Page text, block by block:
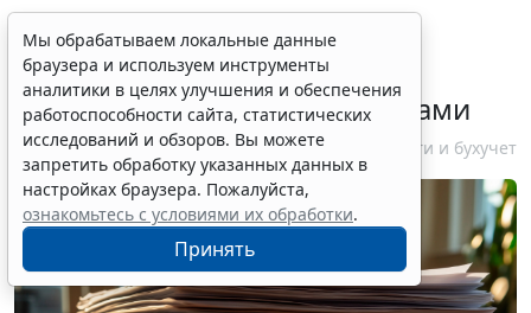
ФНС России рассказала
налогоплательщикам об
изменениях в работе с акцизами
10 августа 2026 12:10 Налоги и бухучет
Мы обрабатываем локальные данные
браузера и используем инструменты
аналитики в целях улучшения и обеспечения
работоспособности сайта, статистических
исследований и обзоров. Вы можете
запретить обработку указанных данных в
настройках браузера. Пожалуйста,
ознакомьтесь с условиями их обработки.
Принять